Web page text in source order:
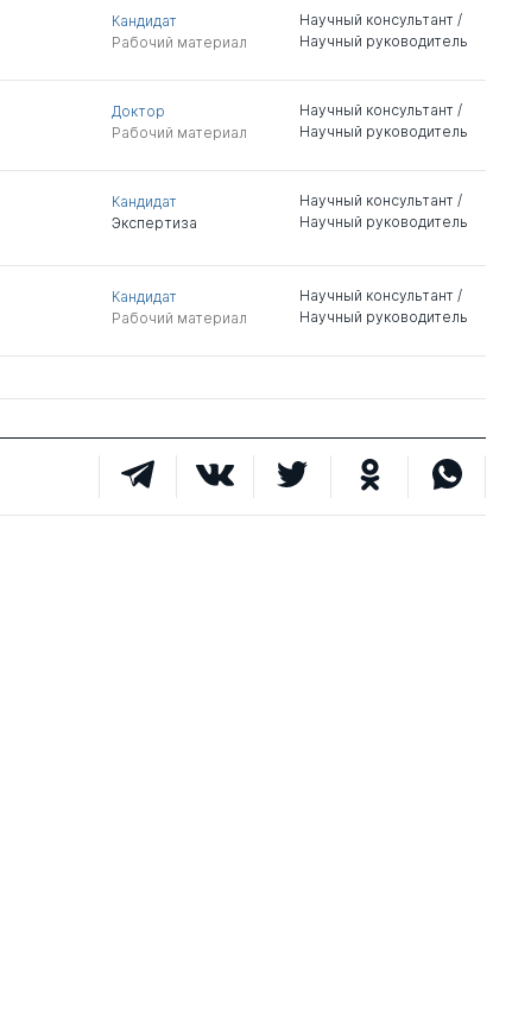
Кандидат
Рабочий материал
Научный консультант /
Научный руководитель
Доктор
Рабочий материал
Научный консультант /
Научный руководитель
Кандидат
Экспертиза
Научный консультант /
Научный руководитель
Кандидат
Рабочий материал
Научный консультант /
Научный руководитель